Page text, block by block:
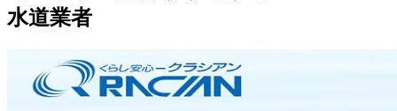
水道業者